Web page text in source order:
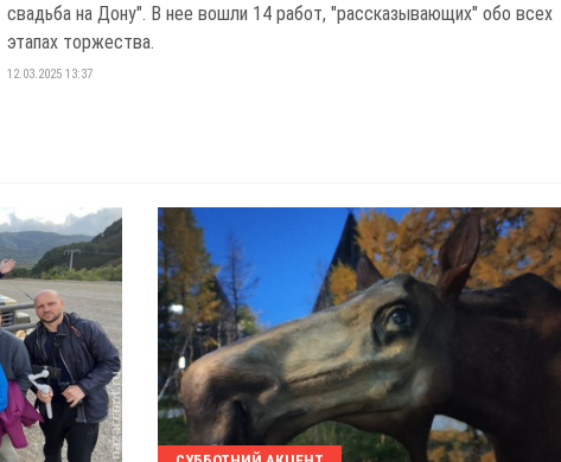
свадьба на Дону". В нее вошли 14 работ, "рассказывающих" обо всех
этапах торжества.
12.03.2025 13:37